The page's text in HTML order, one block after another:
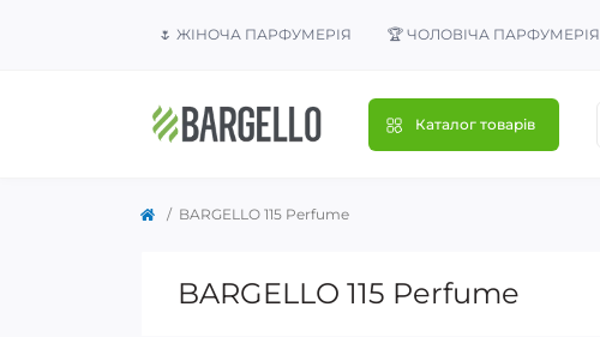
🌷 ЖІНОЧА ПАРФУМЕРІЯ 🏆 ЧОЛОВІЧА ПАРФУМЕРІЯ
Каталог товарів
BARGELLO 115 Perfume
BARGELLO 115 Perfume